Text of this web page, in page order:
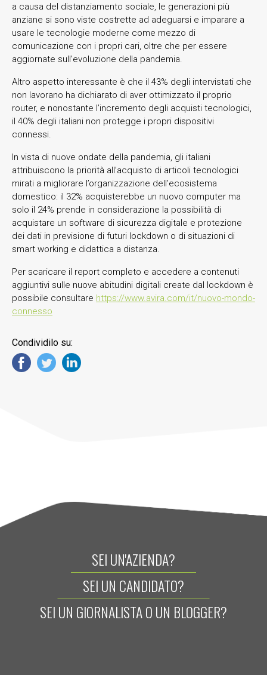
a causa del distanziamento sociale, le generazioni più
anziane si sono viste costrette ad adeguarsi e imparare a
usare le tecnologie moderne come mezzo di
comunicazione con i propri cari, oltre che per essere
aggiornate sull’evoluzione della pandemia.
Altro aspetto interessante è che il 43% degli intervistati che
non lavorano ha dichiarato di aver ottimizzato il proprio
router, e nonostante l’incremento degli acquisti tecnologici,
il 40% degli italiani non protegge i propri dispositivi
connessi.
In vista di nuove ondate della pandemia, gli italiani
attribuiscono la priorità all’acquisto di articoli tecnologici
mirati a migliorare l’organizzazione dell’ecosistema
domestico: il 32% acquisterebbe un nuovo computer ma
solo il 24% prende in considerazione la possibilità di
acquistare un software di sicurezza digitale e protezione
dei dati in previsione di futuri lockdown o di situazioni di
smart working e didattica a distanza.
Per scaricare il report completo e accedere a contenuti
aggiuntivi sulle nuove abitudini digitali create dal lockdown è
possibile consultare https://www.avira.com/it/nuovo-mondo-
connesso
Condividilo su:
SEI UN'AZIENDA?
SEI UN CANDIDATO?
SEI UN GIORNALISTA O UN BLOGGER?